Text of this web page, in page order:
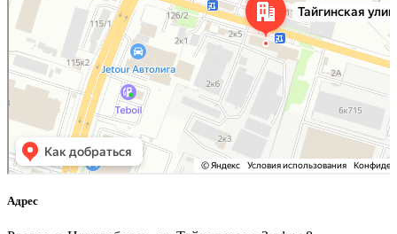
Адрес